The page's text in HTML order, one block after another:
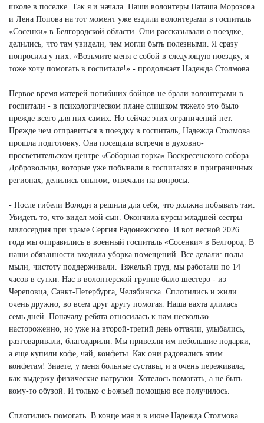
школе в поселке. Так я и начала. Наши волонтеры Наташа Морозова
и Лена Попова на тот момент уже ездили волонтерами в госпиталь
«Сосенки» в Белгородской области. Они рассказывали о поездке,
делились, что там увидели, чем могли быть полезными. Я сразу
попросила у них: «Возьмите меня с собой в следующую поездку, я
тоже хочу помогать в госпитале!» - продолжает Надежда Столмова.
Первое время матерей погибших бойцов не брали волонтерами в
госпитали - в психологическом плане слишком тяжело это было
прежде всего для них самих. Но сейчас этих ограничений нет.
Прежде чем отправиться в поездку в госпиталь, Надежда Столмова
прошла подготовку. Она посещала встречи в духовно-
просветительском центре «Соборная горка» Воскресенского собора.
Добровольцы, которые уже побывали в госпиталях в приграничных
регионах, делились опытом, отвечали на вопросы.
- После гибели Володи я решила для себя, что должна побывать там.
Увидеть то, что видел мой сын. Окончила курсы младшей сестры
милосердия при храме Сергия Радонежского. И вот весной 2026
года мы отправились в военный госпиталь «Сосенки» в Белгород. В
наши обязанности входила уборка помещений. Все делали: полы
мыли, чистоту поддерживали. Тяжелый труд, мы работали по 14
часов в сутки. Нас в волонтерской группе было шестеро - из
Череповца, Санкт-Петербурга, Челябинска. Сплотились и жили
очень дружно, во всем друг другу помогая. Наша вахта длилась
семь дней. Поначалу ребята относилась к нам несколько
настороженно, но уже на второй-третий день оттаяли, улыбались,
разговаривали, благодарили. Мы привезли им небольшие подарки,
а еще купили кофе, чай, конфеты. Как они радовались этим
конфетам! Знаете, у меня больные суставы, и я очень переживала,
как выдержу физические нагрузки. Хотелось помогать, а не быть
кому-то обузой. И только с Божьей помощью все получилось.
Сплотились помогать. В конце мая и в июне Надежда Столмова